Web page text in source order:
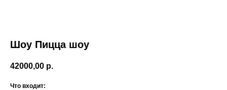
Шоу Пицца шоу
42000,00 р.
Что входит: